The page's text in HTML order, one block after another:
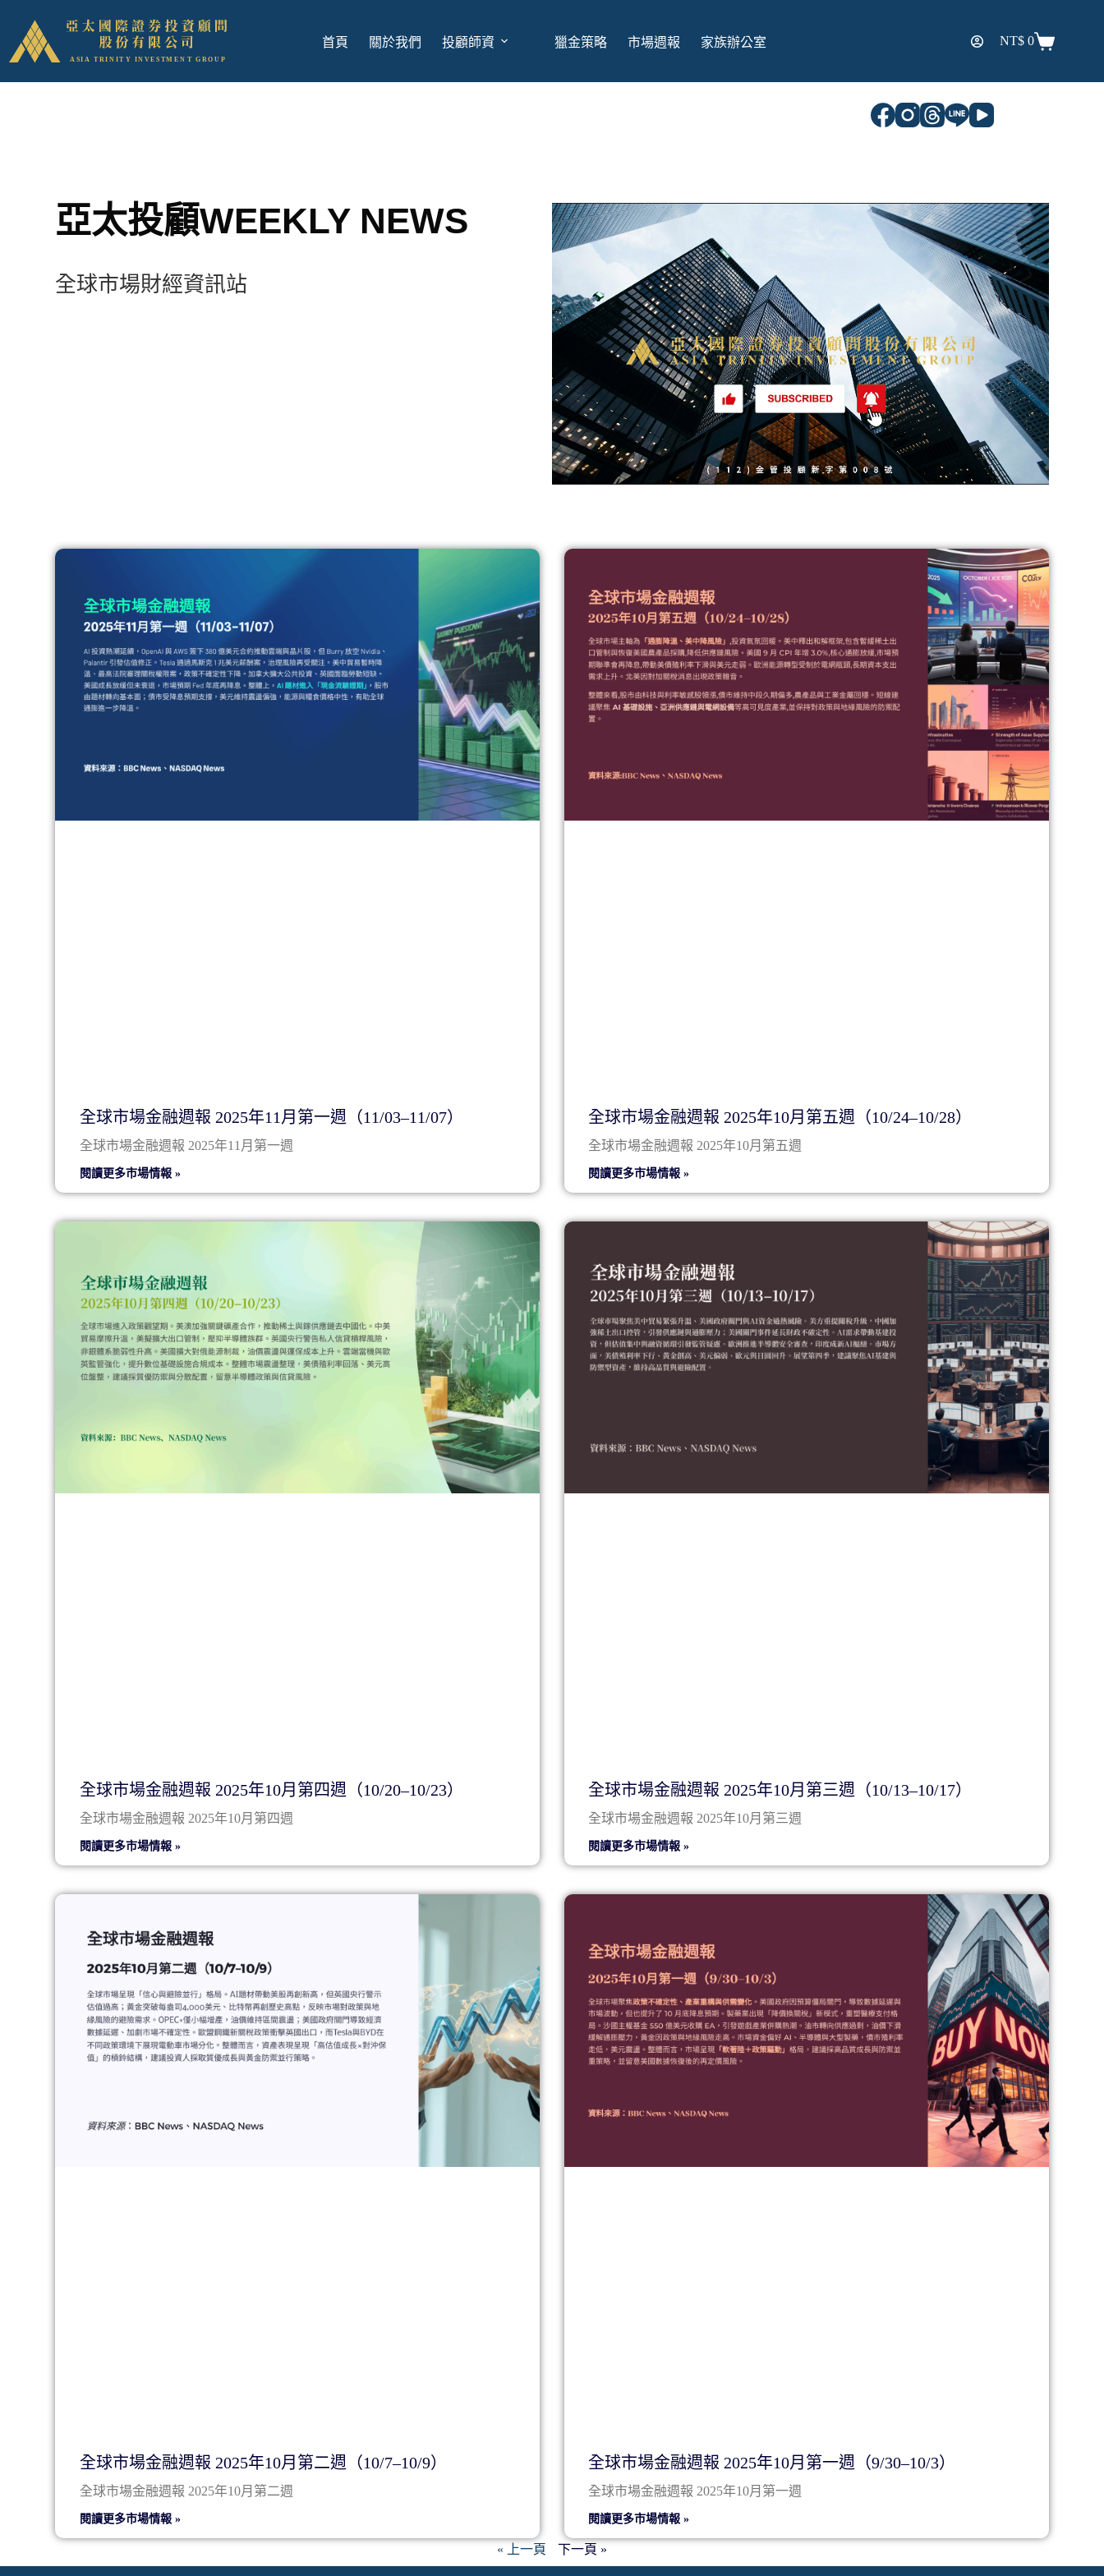
首頁 關於我們 投顧師資 獵金策略 市場週報 家族辦公室 NT$ 0
亞太投顧WEEKLY NEWS
全球市場財經資訊站
全球市場金融週報 2025年11月第一週（11/03–11/07）
全球市場金融週報 2025年11月第一週
閱讀更多市場情報 »
全球市場金融週報 2025年10月第五週（10/24–10/28）
全球市場金融週報 2025年10月第五週
閱讀更多市場情報 »
全球市場金融週報 2025年10月第四週（10/20–10/23）
全球市場金融週報 2025年10月第四週
閱讀更多市場情報 »
全球市場金融週報 2025年10月第三週（10/13–10/17）
全球市場金融週報 2025年10月第三週
閱讀更多市場情報 »
全球市場金融週報 2025年10月第二週（10/7–10/9）
全球市場金融週報 2025年10月第二週
閱讀更多市場情報 »
全球市場金融週報 2025年10月第一週（9/30–10/3）
全球市場金融週報 2025年10月第一週
閱讀更多市場情報 »
« 上一頁 下一頁 »